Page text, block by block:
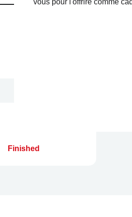
vous pour l'offrire comme
Finished